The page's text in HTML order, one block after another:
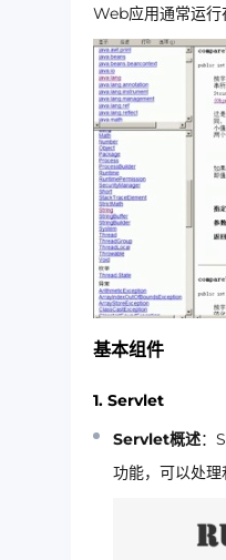
Web应用通常运
基本组件
1. Servlet
Servlet概述：
功能，可以处理